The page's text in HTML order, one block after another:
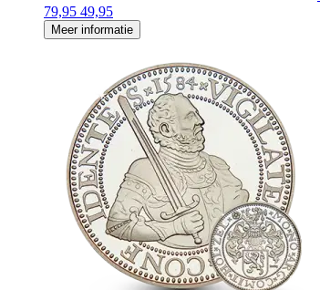
79,95 49,95
Meer informatie